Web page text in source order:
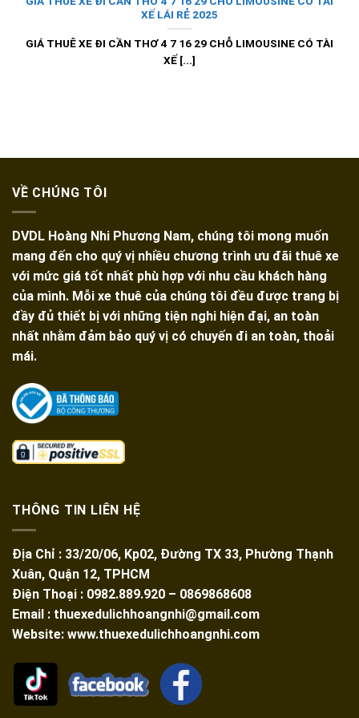
XẾ LÁI RẺ 2025
GIÁ THUÊ XE ĐI CẦN THƠ 4 7 16 29 CHỖ LIMOUSINE CÓ TÀI
XẾ [...]
VỀ CHÚNG TÔI
DVDL Hoàng Nhi Phương Nam, chúng tôi mong muốn
mang đến cho quý vị nhiều chương trình ưu đãi thuê xe
với mức giá tốt nhất phù hợp với nhu cầu khách hàng
của mình. Mỗi xe thuê của chúng tôi đều được trang bị
đầy đủ thiết bị với những tiện nghi hiện đại, an toàn
nhất nhằm đảm bảo quý vị có chuyến đi an toàn, thoải
mái.
THÔNG TIN LIÊN HỆ
Địa Chỉ : 33/20/06, Kp02, Đường TX 33, Phường Thạnh
Xuân, Quận 12, TPHCM
Điện Thoại : 0982.889.920 – 0869868608
Email : thuexedulichhoangnhi@gmail.com
Website: www.thuexedulichhoangnhi.com